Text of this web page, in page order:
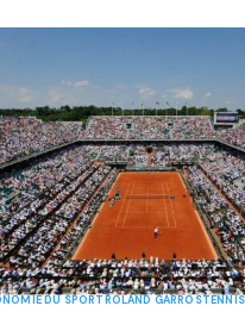
DU SPORTROLAND GARROSTENNIS